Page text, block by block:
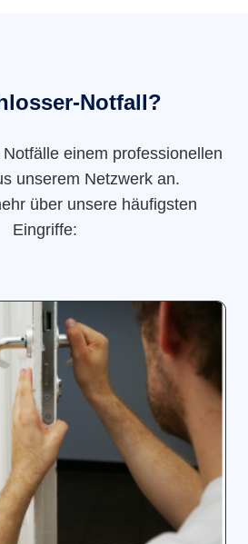
Notfall?
einem professionellen
unserem Netzwerk an.
über unsere häufigsten
Eingriffe: